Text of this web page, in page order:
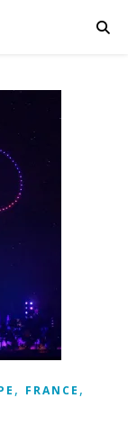
, FRANCE ,